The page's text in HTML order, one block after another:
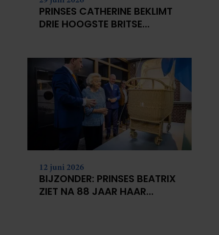
PRINSES CATHERINE BEKLIMT
DRIE HOOGSTE BRITSE
12 juni 2026
BIJZONDER: PRINSES BEATRIX
ZIET NA 88 JAAR HAAR